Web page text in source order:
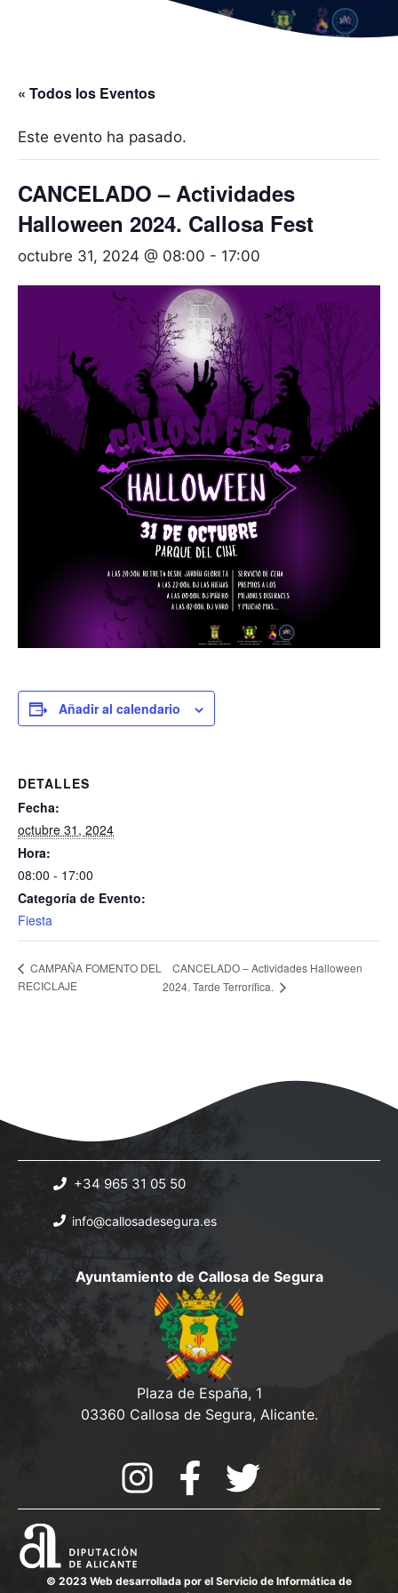
« Todos los Eventos
Este evento ha pasado.
CANCELADO – Actividades
Halloween 2024. Callosa Fest
octubre 31, 2024 @ 08:00 - 17:00
Añadir al calendario
DETALLES
Fecha:
octubre 31, 2024
Hora:
08:00 - 17:00
Categoría de Evento:
Fiesta
CAMPAÑA FOMENTO DEL
RECICLAJE
CANCELADO – Actividades Halloween
2024. Tarde Terrorífica.
+34 965 31 05 50
info@callosadesegura.es
Ayuntamiento de Callosa de Segura
Plaza de España, 1
03360 Callosa de Segura, Alicante.
© 2023 Web desarrollada por el Servicio de Informática de